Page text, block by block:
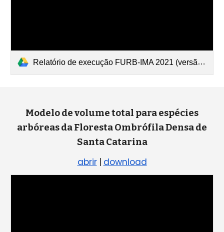
Relatório de execução FURB-IMA 2021 (versão condensada).pdf
Modelo de volume total para espécies
arbóreas da Floresta Ombrófila Densa de
Santa Catarina
abrir | download